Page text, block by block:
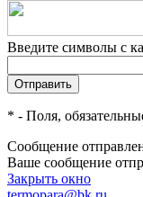
Введите символы с
* - Поля,
Сообщение
Ваше сообщение
Закрыть окно